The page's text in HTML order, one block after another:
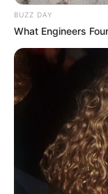
BUZZ DAY
What Engineers